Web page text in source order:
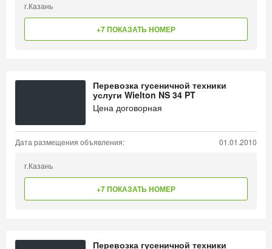
г.Казань
+7 ПОКАЗАТЬ НОМЕР
Перевозка гусеничной техники
услуги Wielton NS 34 PT
Цена договорная
Дата размещения объявления: 01.01.2010
г.Казань
+7 ПОКАЗАТЬ НОМЕР
Перевозка гусеничной техники